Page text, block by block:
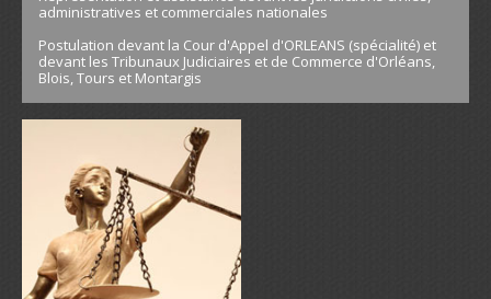
administratives et commerciales nationales
Postulation devant la Cour d'Appel d'ORLEANS (spécialité) et
devant les Tribunaux Judiciaires et de Commerce d'Orléans,
Blois, Tours et Montargis